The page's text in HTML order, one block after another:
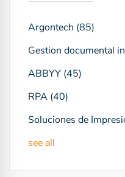
Argontech (85)
Gestion documental
ABBYY (45)
RPA (40)
Soluciones de
see all